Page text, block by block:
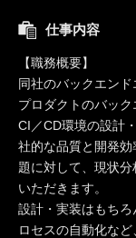
仕事内容
【職務概要】
同社のバックエン
プロダクトのバック
CI／CD環境の設計
社的な品質と開発
題に対して、現状
いただきます。
設計・実装はもち
ロセスの自動化な